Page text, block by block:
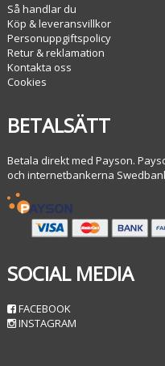
Så handlar du
Köp & leveransvillkor
Personuppgiftspolicy
Retur & reklamation
Kontakta oss
Cookies
BETALSÄTT
Betala direkt med Payson.
och internetbankerna
SOCIAL MEDIA
FACEBOOK
INSTAGRAM